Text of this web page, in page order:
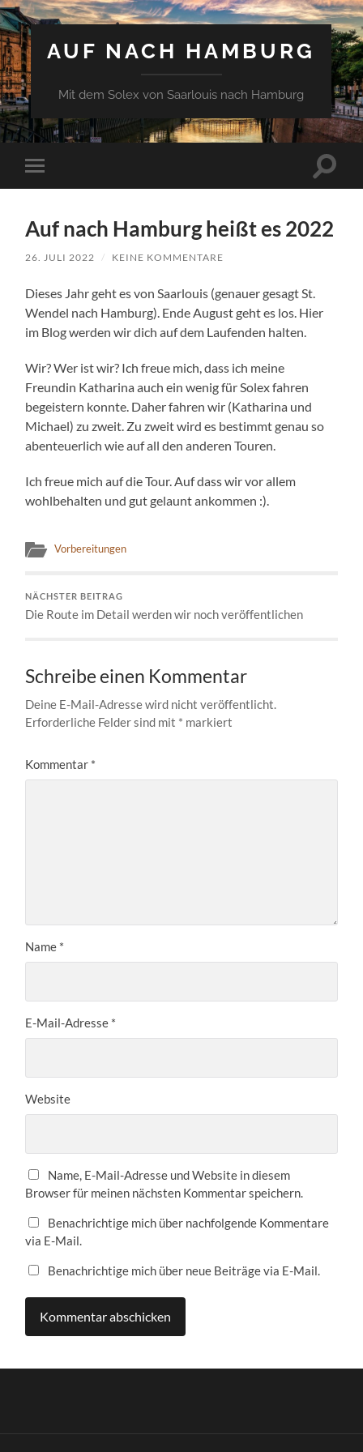
AUF NACH HAMBURG
Mit dem Solex von Saarlouis nach Hamburg
Mobile-
Menü
Auf nach Hamburg heißt es 2022
26. JULI 2022 / KEINE KOMMENTARE
Dieses Jahr geht es von Saarlouis (genauer gesagt St.
Wendel nach Hamburg). Ende August geht es los. Hier
im Blog werden wir dich auf dem Laufenden halten.
Wir? Wer ist wir? Ich freue mich, dass ich meine
Freundin Katharina auch ein wenig für Solex fahren
begeistern konnte. Daher fahren wir (Katharina und
Michael) zu zweit. Zu zweit wird es bestimmt genau so
abenteuerlich wie auf all den anderen Touren.
Ich freue mich auf die Tour. Auf dass wir vor allem
wohlbehalten und gut gelaunt ankommen :).
Vorbereitungen
NÄCHSTER BEITRAG
Die Route im Detail werden wir noch veröffentlichen
Schreibe einen Kommentar
Deine E-Mail-Adresse wird nicht veröffentlicht.
Erforderliche Felder sind mit * markiert
Kommentar *
Name *
E-Mail-Adresse *
Website
Name, E-Mail-Adresse und Website in diesem
Browser für meinen nächsten Kommentar speichern.
Benachrichtige mich über nachfolgende Kommentare
via E-Mail.
Benachrichtige mich über neue Beiträge via E-Mail.